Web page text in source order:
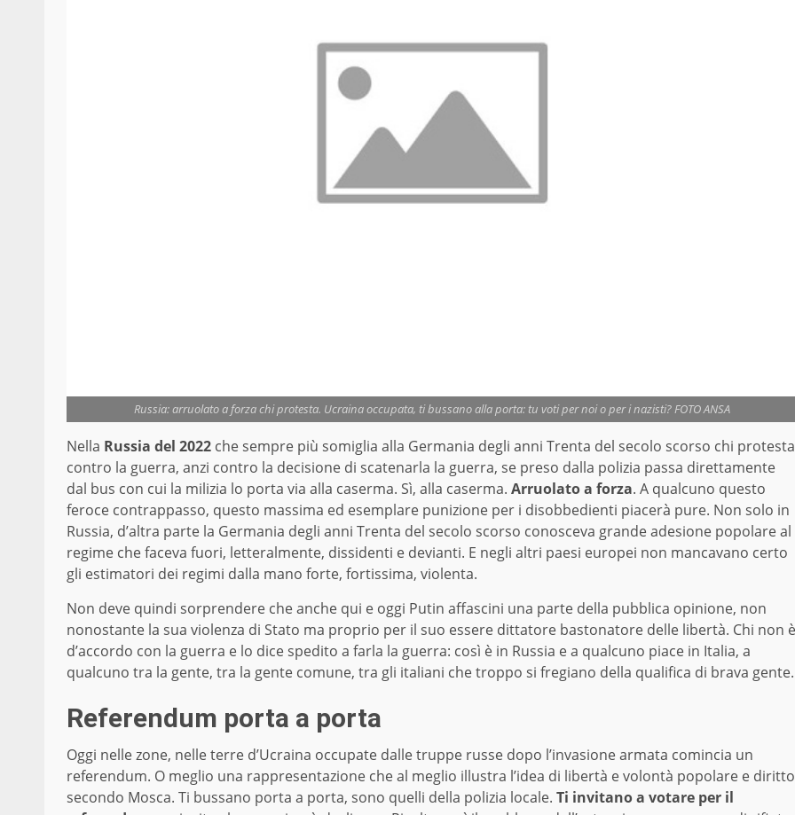
Russia: arruolato a forza chi protesta. Ucraina occupata, ti bussano alla porta: tu voti per noi o per i nazisti? FOTO ANSA
Nella Russia del 2022 che sempre più somiglia alla Germania degli anni Trenta del secolo scorso chi protesta
contro la guerra, anzi contro la decisione di scatenarla la guerra, se preso dalla polizia passa direttamente
dal bus con cui la milizia lo porta via alla caserma. Sì, alla caserma. Arruolato a forza. A qualcuno questo
feroce contrappasso, questo massima ed esemplare punizione per i disobbedienti piacerà pure. Non solo in
Russia, d’altra parte la Germania degli anni Trenta del secolo scorso conosceva grande adesione popolare al
regime che faceva fuori, letteralmente, dissidenti e devianti. E negli altri paesi europei non mancavano certo
gli estimatori dei regimi dalla mano forte, fortissima, violenta.
Non deve quindi sorprendere che anche qui e oggi Putin affascini una parte della pubblica opinione, non
nonostante la sua violenza di Stato ma proprio per il suo essere dittatore bastonatore delle libertà. Chi non è
d’accordo con la guerra e lo dice spedito a farla la guerra: così è in Russia e a qualcuno piace in Italia, a
qualcuno tra la gente, tra la gente comune, tra gli italiani che troppo si fregiano della qualifica di brava gente.
Referendum porta a porta
Oggi nelle zone, nelle terre d’Ucraina occupate dalle truppe russe dopo l’invasione armata comincia un
referendum. O meglio una rappresentazione che al meglio illustra l’idea di libertà e volontà popolare e diritto
secondo Mosca. Ti bussano porta a porta, sono quelli della polizia locale. Ti invitano a votare per il